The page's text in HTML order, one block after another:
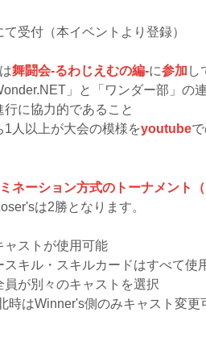
受付（本イベントより登録）
は舞闘会-るわじえむの編-に参加 し
」と「ワンダー部」の
に協力的であること
人以上が大会の模様をyoutube
ネーション方式のトーナメント（
は2勝となります。
ストが使用可能
キル・スキルカードはすべて使
が別々のキャストを選択
はWinner's側のみキャスト変更